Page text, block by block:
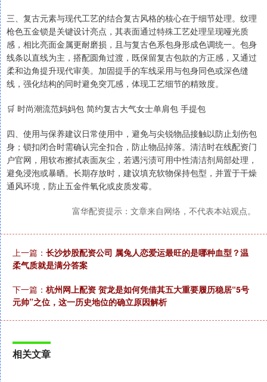
三、复古元素与现代工艺的结合复古风格的核心在于细节处理。纹理
枪色五金锁是关键设计亮点，其表面通过特殊工艺处理呈现哑光质
感，相比亮面金属更耐磨损，且与复古色系包身形成色调统一。包身
线条以直线为主，搭配圆角过渡，既保留复古包款的方正感，又通过
柔和边角提升现代审美。加固提手的车线采用与包身同色或深色缝
线，强化结构的同时避免突兀感，体现工艺细节的精致度。
🛒 时尚潮流范妈妈包 简约复古大气女士单肩包 手提包
四、使用与保养建议日常使用中，避免与尖锐物品接触以防止划伤包
身；锁扣闭合时需确认完全扣合，防止物品掉落。清洁时在线配资门
户官网，用软布擦拭表面灰尘，若遇污渍可用中性清洁剂局部处理，
避免浸泡或暴晒。长期存放时，建议填充软物保持包型，并置于干燥
通风环境，防止五金件氧化或皮质发霉。
富华配资提示：文章来自网络，不代表本站观点。
上一篇： 长沙炒股配资公司 属兔人恋爱运最旺的是哪种血型？温
柔气质就是满分答案
下一篇： 杭州网上配资 贺龙是如何凭借其五大重要履历稳居“5号
元帅”之位，这一历史地位的确立原因解析
相关文章